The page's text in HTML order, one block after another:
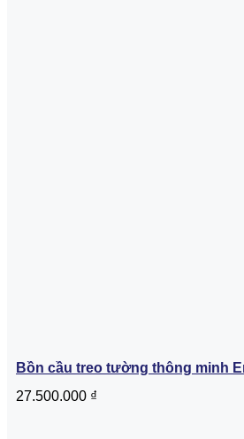
Bồn cầu treo tường thông minh
27.500.000 ₫